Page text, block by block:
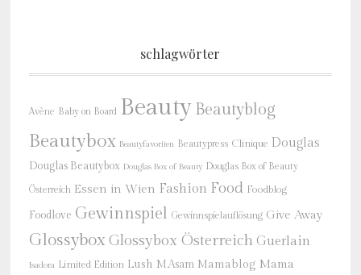
schlagwörter
Avène Baby on Board Beauty Beautyblog
Beautybox Beautyfavoriten Beautypress Clinique Douglas
Douglas Beautybox Douglas Box of Beauty Douglas Box of Beauty
Österreich Essen in Wien Fashion Food Foodblog
Foodlove Gewinnspiel Gewinnspielauflösung Give Away
GlossyboxGlossybox Österreich Guerlain
Isadora Limited Edition Lush M.Asam Mamablog Mama